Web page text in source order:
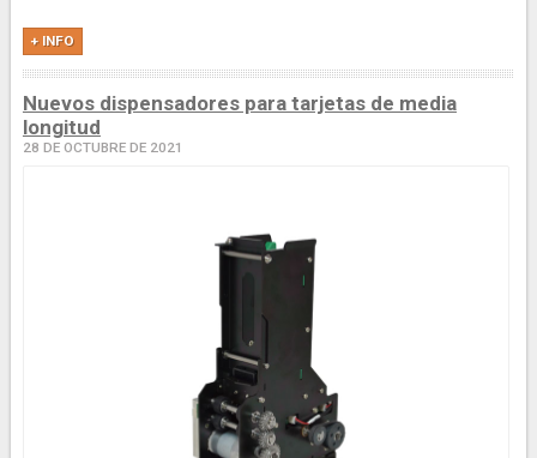
+ INFO
Nuevos dispensadores para tarjetas de media
longitud
28 DE OCTUBRE DE 2021